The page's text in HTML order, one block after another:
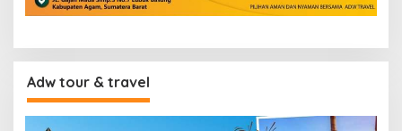
Adw tour & travel